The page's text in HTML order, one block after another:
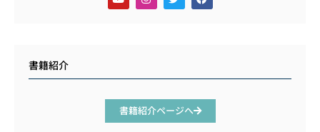
書籍紹介
書籍紹介ページへ